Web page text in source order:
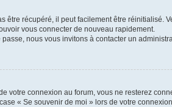
être récupéré, il peut facilement être
vous connecter de nouveau rapidement.
nous vous invitons à contacter un
votre connexion au forum, vous ne resterez
« Se souvenir de moi » lors de votre